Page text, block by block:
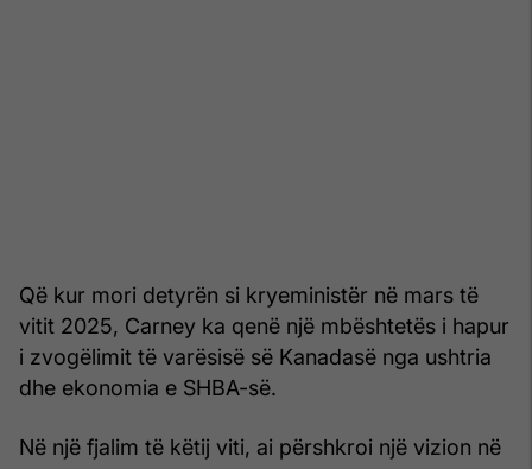
Që kur mori detyrën si kryeministër në mars të
vitit 2025, Carney ka qenë një mbështetës i hapur
i zvogëlimit të varësisë së Kanadasë nga ushtria
dhe ekonomia e SHBA-së.
Në një fjalim të këtij viti, ai përshkroi një vizion në